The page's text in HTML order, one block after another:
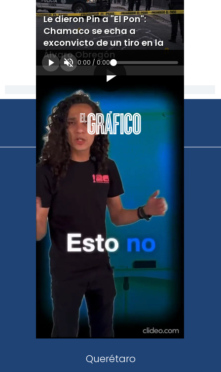
Le dieron Pin a "El Pon":
Chamaco se echa a
exconvicto de un tiro en la
Álvaro Obregón
0:00 / 0:00
[Publicidad]
El Universal
Vive USA
Clase
De 10 sports
DeDinero
Confabulario
Aviso Oportuno
Consultas
Querétaro